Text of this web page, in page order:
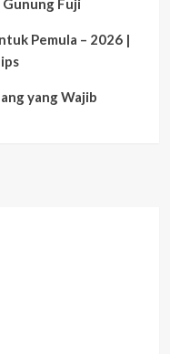
Fuji
Pemula – 2026 |
yang Wajib